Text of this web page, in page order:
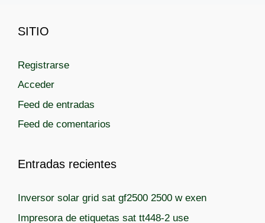
r
a
SITIO
Registrarse
Acceder
Feed de entradas
Feed de comentarios
Entradas recientes
Inversor solar grid sat gf2500 2500 w exen
Impresora de etiquetas sat tt448-2 use